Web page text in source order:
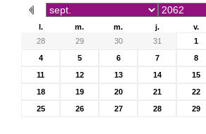
l. m. m. j. v.
28
29 30 31 1
4
5 6 7 8
11
12 13 14 15
18
19 20 21 22
25
26 27 28 29